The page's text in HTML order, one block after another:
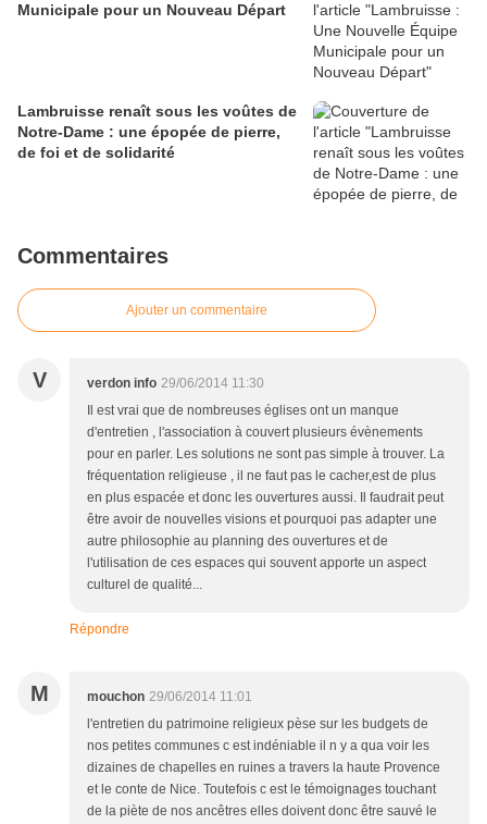
Municipale pour un Nouveau Départ
Lambruisse renaît sous les voûtes de
Notre-Dame : une épopée de pierre,
de foi et de solidarité
Commentaires
Ajouter un commentaire
V verdon info 29/06/2014 11:30
Il est vrai que de nombreuses églises ont un manque
d'entretien , l'association à couvert plusieurs évènements
pour en parler. Les solutions ne sont pas simple à trouver. La
fréquentation religieuse , il ne faut pas le cacher,est de plus
en plus espacée et donc les ouvertures aussi. Il faudrait peut
être avoir de nouvelles visions et pourquoi pas adapter une
autre philosophie au planning des ouvertures et de
l'utilisation de ces espaces qui souvent apporte un aspect
culturel de qualité...
Répondre
M mouchon 29/06/2014 11:01
l'entretien du patrimoine religieux pèse sur les budgets de
nos petites communes c est indéniable il n y a qua voir les
dizaines de chapelles en ruines a travers la haute Provence
et le conte de Nice. Toutefois c est le témoignages touchant
de la piète de nos ancêtres elles doivent donc être sauvé le